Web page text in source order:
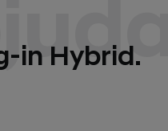
in Hybrid.